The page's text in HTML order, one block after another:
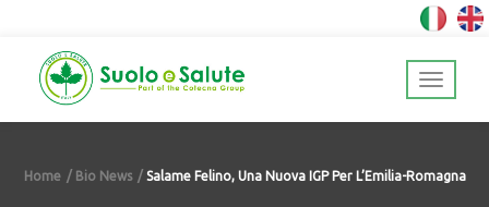
Home Bio News Salame Felino, Una Nuova IGP Per L’Emilia-Romagna